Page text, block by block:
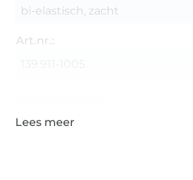
bi-elastisch, zacht
Art.nr.: